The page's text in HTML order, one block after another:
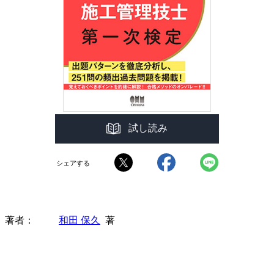
試し読み
シェアする
著者 和田 保久 著